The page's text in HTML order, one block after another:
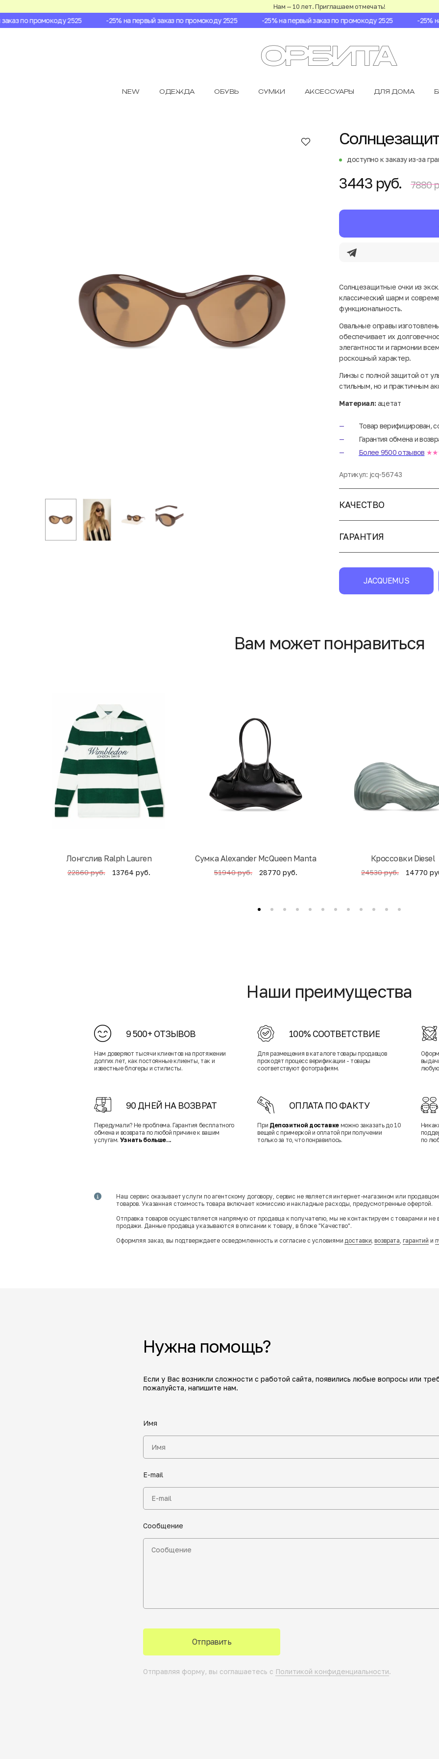
Нам — 10 лет. Приглашаем отмечать!
по промокоду 2525 -25% на первый заказ по промокоду 2525 -25% на первый заказ по промокоду 2525 -25% на
NEW ОДЕЖДА ОБУВЬ СУМКИ АКСЕССУАРЫ ДЛЯ ДОМА
доступно к заказу из-за
3443 руб. 7880
Солнцезащитные очки из
классический шарм и
функциональность.
Овальные оправы
обеспечивает их
элегантности и гармонии
роскошный характер.
Линзы с полной защитой от
стильным, но и практичным
Материал:ацетат
Товар верифицирован,
Гарантия обмена и
Более 9500 отзывов
Артикул: jcq-56743
КАЧЕСТВО
ГАРАНТИЯ
JACQUEMUS
Вам может понравиться
Лонгслив Ralph Lauren
22860 руб. 13764 руб.
Cумка Alexander McQueen Manta
51940 руб. 28770 руб.
Кроссовки Diesel
24530 руб. 14770
Наши преимущества
9 500+ ОТЗЫВОВ
Нам доверяют тысячи клиентов на протяжении
долгих лет, как постоянные клиенты, так и
известные блогеры и стилисты.
100% СООТВЕТСТВИЕ
Для размещения в каталоге товары продавцов
проходят процесс верификации - товары
соответствуют фотографиям.
90 ДНЕЙ НА ВОЗВРАТ
Передумали? Не проблема. Гарантия бесплатного
обмена и возврата по любой причине к вашим
услугам. Узнать больше...
ОПЛАТА ПО ФАКТУ
При Депозитной доставке можно заказать до 10
вещей с примеркой и оплатой при получении
только за то, что понравилось.
по
Наш сервис оказывает услуги по агентскому договору, сервис не является интернет-магазином или
товаров. Указанная стоимость товара включает комиссию и накладные расходы, предусмотренные офертой.
Отправка товаров осуществляется напрямую от продавца к получателю, мы не контактируем с товарами и не
продажи. Данные продавца указываются в описании к товару, в блоке "Качество".
Оформляя заказ, вы подтверждаете осведомленность и согласие с условиямидоставки,возврата, гарантий и
Нужна помощь?
Если у Вас возникли сложности с работой сайта, появились любые вопросы или
пожалуйста, напишите нам.
Имя
E-mail
Сообщение
Отправить
Отправляя форму, вы соглашаетесь с Политикой конфиденциальности.